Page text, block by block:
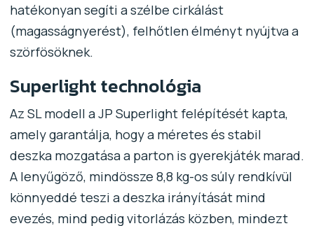
hatékonyan segíti a szélbe cirkálást
(magasságnyerést), felhőtlen élményt nyújtva a
szörfösöknek.
Superlight technológia
Az SL modell a JP Superlight felépítését kapta,
amely garantálja, hogy a méretes és stabil
deszka mozgatása a parton is gyerekjáték marad.
A lenyűgöző, mindössze 8,8 kg-os súly rendkívül
könnyeddé teszi a deszka irányítását mind
evezés, mind pedig vitorlázás közben, mindezt